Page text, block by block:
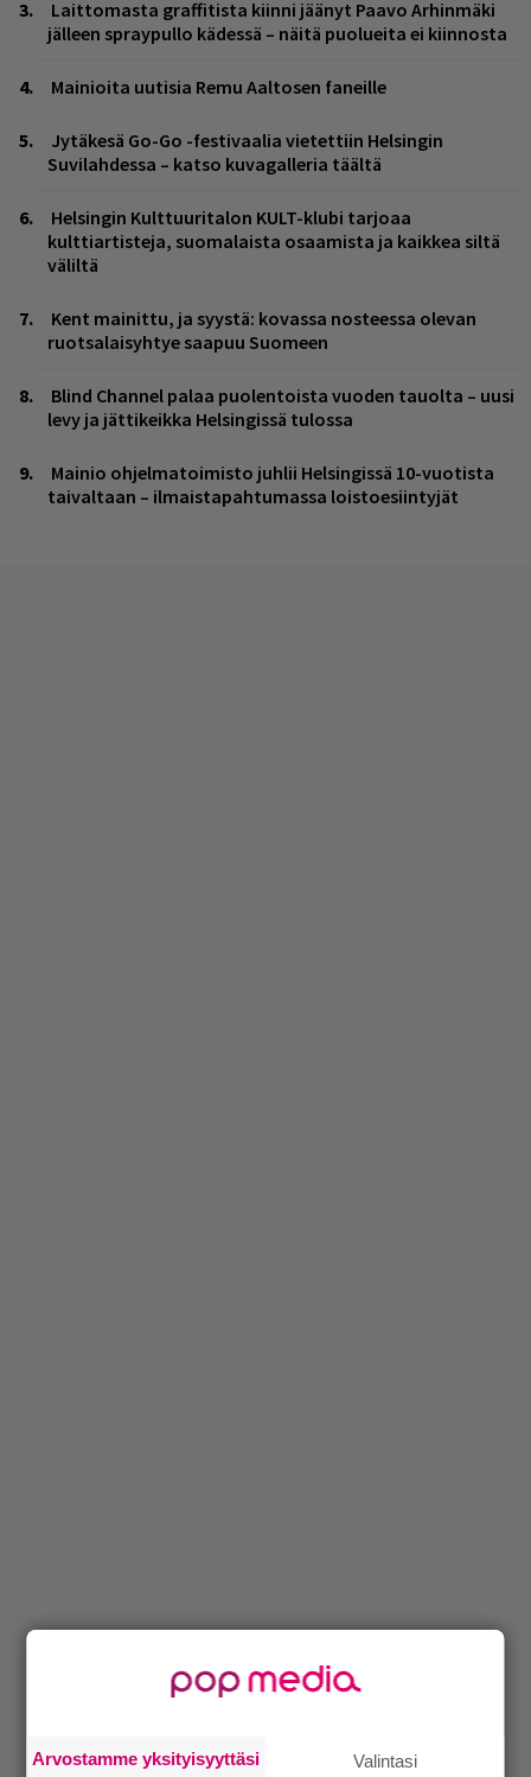
Laittomasta graffitista kiinni jäänyt Paavo Arhinmäki
jälleen spraypullo kädessä – näitä puolueita ei kiinnosta
Mainioita uutisia Remu Aaltosen faneille
Jytäkesä Go-Go -festivaalia vietettiin Helsingin
Suvilahdessa – katso kuvagalleria täältä
Helsingin Kulttuuritalon KULT-klubi tarjoaa
kulttiartisteja, suomalaista osaamista ja kaikkea siltä
väliltä
Kent mainittu, ja syystä: kovassa nosteessa olevan
ruotsalaisyhtye saapuu Suomeen
Blind Channel palaa puolentoista vuoden tauolta – uusi
levy ja jättikeikka Helsingissä tulossa
Mainio ohjelmatoimisto juhlii Helsingissä 10-vuotista
taivaltaan – ilmaistapahtumassa loistoesiintyjät
Arvostamme yksityisyyttäsi Valintasi